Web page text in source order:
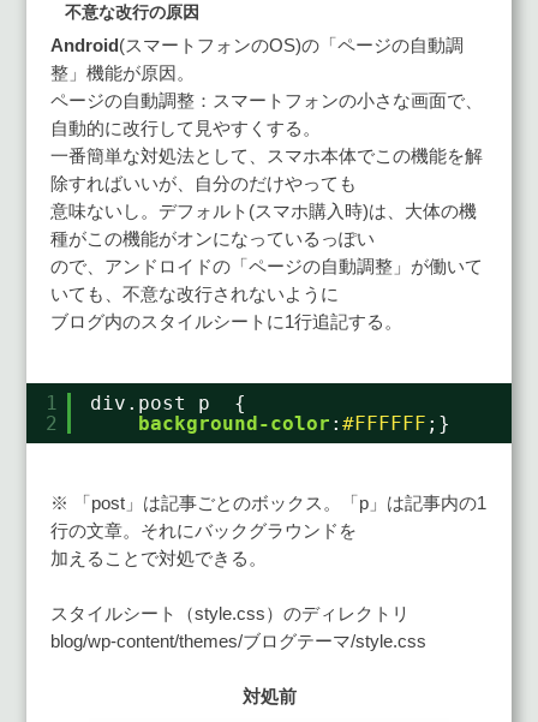
不意な改行の原因
Android(スマートフォンのOS)の「ページの自動調
整」機能が原因。
ページの自動調整：スマートフォンの小さな画面で、
自動的に改行して見やすくする。
一番簡単な対処法として、スマホ本体でこの機能を解
除すればいいが、自分のだけやっても
意味ないし。デフォルト(スマホ購入時)は、大体の機
種がこの機能がオンになっているっぽい
ので、アンドロイドの「ページの自動調整」が働いて
いても、不意な改行されないように
ブログ内のスタイルシートに1行追記する。
1
2
div.post p  {
background-color : #FFFFFF ;}
※ 「post」は記事ごとのボックス。「p」は記事内の1
行の文章。それにバックグラウンドを
加えることで対処できる。
スタイルシート（style.css）のディレクトリ
blog/wp-content/themes/ブログテーマ/style.css
対処前